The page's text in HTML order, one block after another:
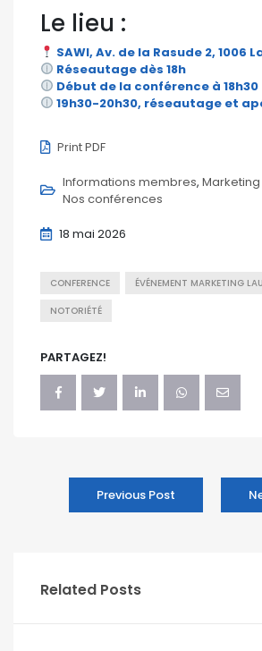
Le lieu :
SAWI, Av. de la Rasude 2, 1006
Réseautage dès 18h
Début de la conférence à 18h30
19h30-20h30, réseautage et
Print PDF
Informations membres Marketing
Nos conférences
18 mai 2026
CONFERENCE ÉVÉNEMENT MARKETING
NOTORIÉTÉ
PARTAGEZ!
Previous Post
Related Posts